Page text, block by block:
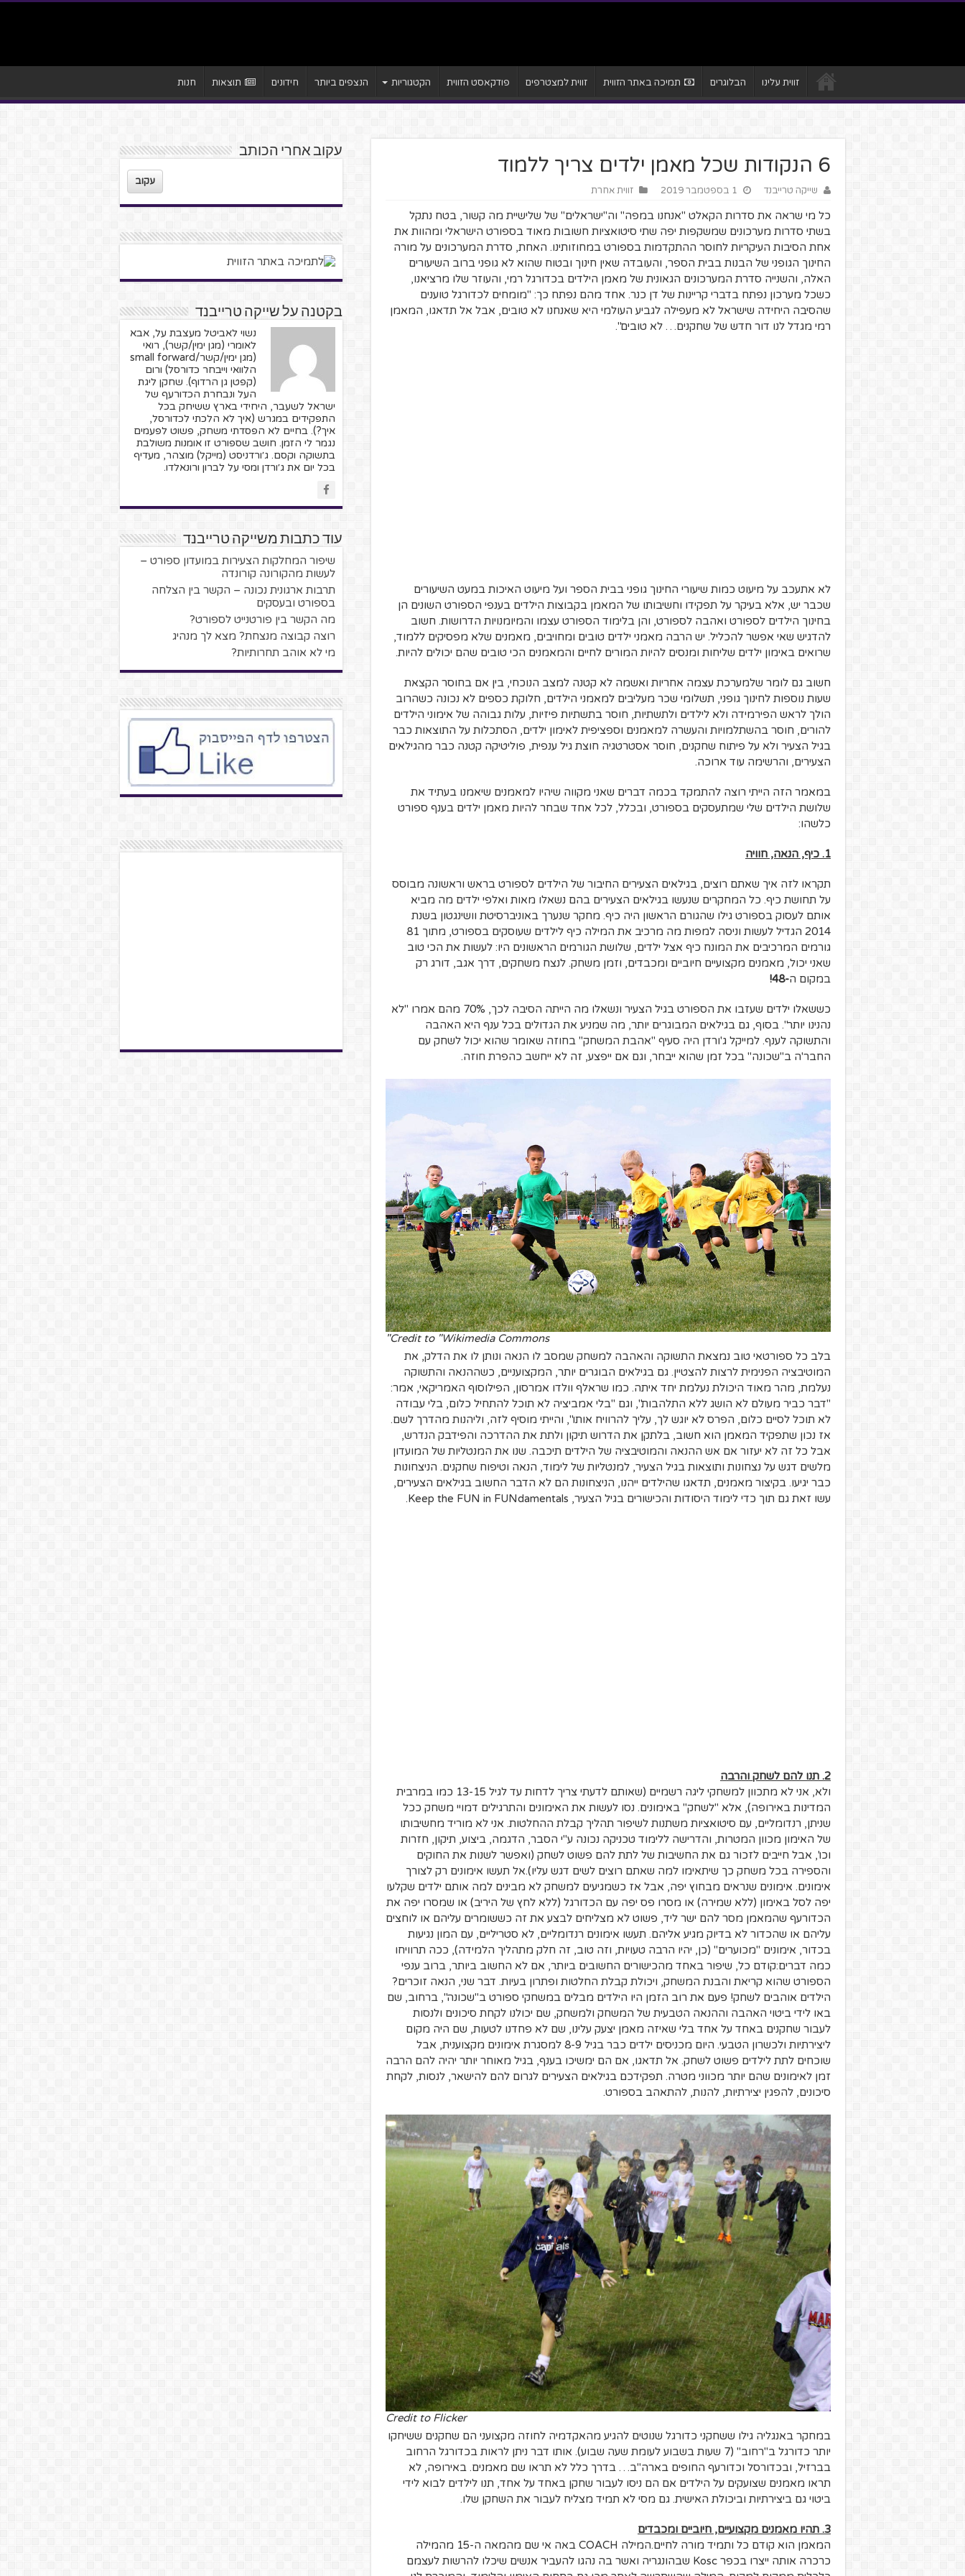
זווית עלינו הבלוגרים תמיכה באתר הזווית זווית למצטרפים פודקאסט הזווית הקטגוריות הנצפים ביותר חידונים תוצאות חנות
6 הנקודות שכל מאמן ילדים צריך ללמוד
שייקה טרייבנד 1 בספטמבר 2019 זווית אחרת
כל מי שראה את סדרות הקאלט "אנחנו במפה" וה"ישראלים" של שלישיית מה קשור, בטח נתקל
בשתי סדרות מערכונים שמשקפות יפה שתי סיטואציות חשובות מאוד בספורט הישראלי ומהוות את
אחת הסיבות העיקריות לחוסר ההתקדמות בספורט במחוזותינו. האחת, סדרת המערכונים על מורה
החינוך הגופני של הבנות בבית הספר, והעובדה שאין חינוך ובטוח שהוא לא גופני ברוב השיעורים
האלה, והשנייה סדרת המערכונים הגאונית של מאמן הילדים בכדורגל רמי, והעוזר שלו מרציאנו,
כשכל מערכון נפתח בדברי קריינות של דן כנר. אחד מהם נפתח כך: "מומחים לכדורגל טוענים
שהסיבה היחידה שישראל לא מעפילה לגביע העולמי היא שאנחנו לא טובים, אבל אל תדאגו, המאמן
רמי מגדל לנו דור חדש של שחקנים… לא טובים".
לא אתעכב על מיעוט כמות שיעורי החינוך גופני בבית הספר ועל מיעוט האיכות במעט השיעורים
שכבר יש, אלא בעיקר על תפקידו וחשיבותו של המאמן בקבוצות הילדים בענפי הספורט השונים הן
בחינוך הילדים לספורט ואהבה לספורט, והן בלימוד הספורט עצמו והמיומנויות הדרושות. חשוב
להדגיש שאי אפשר להכליל. יש הרבה מאמני ילדים טובים ומחויבים, מאמנים שלא מפסיקים ללמוד,
שרואים באימון ילדים שליחות ומנסים להיות המורים לחיים והמאמנים הכי טובים שהם יכולים להיות.
חשוב גם לומר שלמערכת עצמה אחריות ואשמה לא קטנה למצב הנוכחי, בין אם בחוסר הקצאת
שעות נוספות לחינוך גופני, תשלומי שכר מעליבים למאמני הילדים, חלוקת כספים לא נכונה כשהרוב
הולך לראש הפירמידה ולא לילדים ולתשתיות, חוסר בתשתיות פיזיות, עלות גבוהה של אימוני הילדים
להורים, חוסר בהשתלמויות והעשרה למאמנים וספציפית לאימון ילדים, הסתכלות על התוצאות כבר
בגיל הצעיר ולא על פיתוח שחקנים, חוסר אסטרטגיה חוצת גיל ענפית, פוליטיקה קטנה כבר מהגילאים
הצעירים, והרשימה עוד ארוכה.
במאמר הזה הייתי רוצה להתמקד בכמה דברים שאני מקווה שיהיו למאמנים שיאמנו בעתיד את
שלושת הילדים שלי שמתעסקים בספורט, ובכלל, לכל אחד שבחר להיות מאמן ילדים בענף ספורט
כלשהו:
1. כיף, הנאה, חוויה
תקראו לזה איך שאתם רוצים, בגילאים הצעירים החיבור של הילדים לספורט בראש וראשונה מבוסס
על תחושת כיף. כל המחקרים שנעשו בגילאים הצעירים בהם נשאלו מאות ואלפי ילדים מה מביא
אותם לעסוק בספורט גילו שהגורם הראשון היה כיף. מחקר שנערך באוניברסיטת וושינגטון בשנת
2014 הגדיל לעשות וניסה למפות מה מרכיב את המילה כיף לילדים שעוסקים בספורט, מתוך 81
גורמים המרכיבים את המונח כיף אצל ילדים, שלושת הגורמים הראשונים היו: לעשות את הכי טוב
שאני יכול, מאמנים מקצועיים חיוביים ומכבדים, וזמן משחק. לנצח משחקים, דרך אגב, דורג רק
במקום ה-48!
כששאלו ילדים שעזבו את הספורט בגיל הצעיר ונשאלו מה הייתה הסיבה לכך, 70% מהם אמרו "לא
נהנינו יותר". בסוף, גם בגילאים המבוגרים יותר, מה שמניע את הגדולים בכל ענף היא האהבה
והתשוקה לענף. למייקל ג'ורדן היה סעיף "אהבת המשחק" בחוזה שאומר שהוא יכול לשחק עם
החבר'ה ב"שכונה" בכל זמן שהוא ייבחר, וגם אם ייפצע, זה לא ייחשב כהפרת חוזה.
Credit to "Wikimedia Commons"
בלב כל ספורטאי טוב נמצאת התשוקה והאהבה למשחק שמסב לו הנאה ונותן לו את הדלק, את
המוטיבציה הפנימית לרצות להצטיין. גם בגילאים הבוגרים יותר, המקצועניים, כשההנאה והתשוקה
נעלמת, מהר מאוד היכולת נעלמת יחד איתה. כמו שראלף וולדו אמרסון, הפילוסוף האמריקאי, אמר:
"דבר כביר מעולם לא הושג ללא התלהבות", וגם "בלי אמביציה לא תוכל להתחיל כלום, בלי עבודה
לא תוכל לסיים כלום, הפרס לא יוגש לך, עליך להרוויח אותו", והייתי מוסיף לזה, וליהנות מהדרך לשם.
אז נכון שתפקיד המאמן הוא חשוב, בלתקן את הדרוש תיקון ולתת את ההדרכה והפידבק הנדרש,
אבל כל זה לא יעזור אם אש ההנאה והמוטיבציה של הילדים תיכבה. שנו את המנטליות של המועדון
מלשים דגש על נצחונות ותוצאות בגיל הצעיר, למנטליות של לימוד, הנאה וטיפוח שחקנים. הניצחונות
כבר יגיעו. בקיצור מאמנים, תדאגו שהילדים ייהנו, הניצחונות הם לא הדבר החשוב בגילאים הצעירים,
עשו זאת גם תוך כדי לימוד היסודות והכישורים בגיל הצעיר, Keep the FUN in FUNdamentals.
2. תנו להם לשחק והרבה
ולא, אני לא מתכוון למשחקי ליגה רשמיים (שאותם לדעתי צריך לדחות עד לגיל 13-15 כמו במרבית
המדינות באירופה), אלא "לשחק" באימונים. נסו לעשות את האימונים והתרגילים דמויי משחק ככל
שניתן, רנדומליים, עם סיטואציות משתנות לשיפור תהליך קבלת ההחלטות. אני לא מוריד מחשיבותו
של האימון מכוון המטרות, והדרישה ללימוד טכניקה נכונה ע"י הסבר, הדגמה, ביצוע, תיקון, חזרות
וכו', אבל חייבים לזכור גם את החשיבות של לתת להם פשוט לשחק (ואפשר לשנות את החוקים
והספירה בכל משחק כך שיתאימו למה שאתם רוצים לשים דגש עליו).אל תעשו אימונים רק לצורך
אימונים. אימונים שנראים מבחוץ יפה, אבל אז כשמגיעים למשחק לא מבינים למה אותם ילדים שקלעו
יפה לסל באימון (ללא שמירה) או מסרו פס יפה עם הכדורגל (ללא לחץ של היריב) או שמסרו יפה את
הכדורעף שהמאמן מסר להם ישר ליד, פשוט לא מצליחים לבצע את זה כששומרים עליהם או לוחצים
עליהם או שהכדור לא בדיוק מגיע אליהם. תעשו אימונים רנדומליים, לא סטריליים, עם המון נגיעות
בכדור, אימונים "מכוערים" (כן, יהיו הרבה טעויות, וזה טוב, זה חלק מתהליך הלמידה), ככה תרוויחו
כמה דברים:קודם כל, שיפור באחד מהכישורים החשובים ביותר, אם לא החשוב ביותר, ברוב ענפי
הספורט שהוא קריאת והבנת המשחק, ויכולת קבלת החלטות ופתרון בעיות. דבר שני, הנאה זוכרים?
הילדים אוהבים לשחק! פעם את רוב הזמן היו הילדים מבלים במשחקי ספורט ב"שכונה", ברחוב, שם
באו לידי ביטוי האהבה וההנאה הטבעית של המשחק ולמשחק, שם יכולנו לקחת סיכונים ולנסות
לעבור שחקנים באחד על אחד בלי שאיזה מאמן יצעק עלינו, שם לא פחדנו לטעות, שם היה מקום
ליצירתיות ולכשרון הטבעי. היום מכניסים ילדים כבר בגיל 8-9 למסגרת אימונים מקצוענית, אבל
שוכחים לתת לילדים פשוט לשחק. אל תדאגו, אם הם ימשיכו בענף, בגיל מאוחר יותר יהיה להם הרבה
זמן לאימונים שהם יותר מכווני מטרה. תפקידכם בגילאים הצעירים לגרום להם להישאר, לנסות, לקחת
סיכונים, להפגין יצירתיות, להנות, להתאהב בספורט.
Credit to Flicker
במחקר באנגליה גילו ששחקני כדורגל שנוטים להגיע מהאקדמיה לחוזה מקצועני הם שחקנים ששיחקו
יותר כדורגל ב"רחוב" (7 שעות בשבוע לעומת שעה שבוע). אותו דבר ניתן לראות בכדורגל הרחוב
בברזיל, ובכדורסל וכדורעף החופים בארה"ב… בדרך כלל לא תראו שם מאמנים. באירופה, לא
תראו מאמנים שצועקים על הילדים אם הם ניסו לעבור שחקן באחד על אחד, תנו לילדים לבוא לידי
ביטוי גם ביצירתיות וביכולת האישית. גם מסי לא תמיד מצליח לעבור את השחקן שלו.
3. תהיו מאמנים מקצועיים, חיוביים ומכבדים
המאמן הוא קודם כל ותמיד מורה לחיים.המילה COACH באה אי שם מהמאה ה-15 מהמילה
כרכרה אותה ייצרו בכפר Kosc שבהונגריה ואשר בה נהגו להעביר אנשים שיכלו להרשות לעצמם
עקוב אחרי הכותב
עקוב
בקטנה על שייקה טרייבנד
נשוי לאביטל מעצבת על, אבא
לאומרי (מגן ימין/קשר), רואי
(מגן ימין/קשר/small forward
הלוואי וייבחר כדורסל) ורום
(קפטן גן הרדוף). שחקן ליגת
העל ונבחרת הכדורעף של
ישראל לשעבר, היחידי בארץ ששיחק בכל
התפקידים במגרש (איך לא הלכתי לכדורסל,
איך?). בחיים לא הפסדתי משחק, פשוט לפעמים
נגמר לי הזמן. חושב שספורט זו אומנות משולבת
בתשוקה וקסם. ג׳ורדניסט (מייקל) מוצהר, מעדיף
בכל יום את ג׳ורדן ומסי על לברון ורונאלדו.
עוד כתבות משייקה טרייבנד
שיפור המחלקות הצעירות במועדון ספורט –
לעשות מהקורונה קורונדה
תרבות ארגונית נכונה – הקשר בין הצלחה
בספורט ובעסקים
מה הקשר בין פורטנייט לספורט?
רוצה קבוצה מנצחת? מצא לך מנהיג
מי לא אוהב תחרותיות?